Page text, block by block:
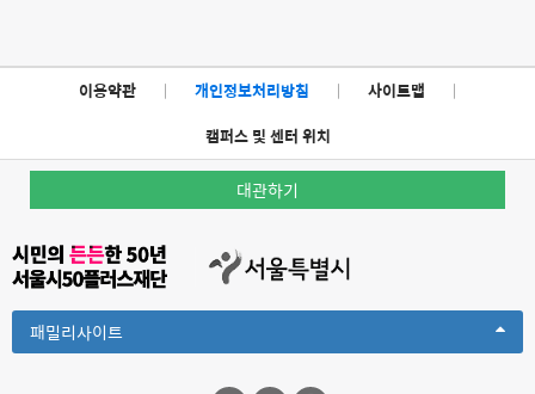
이용약관 | 개인정보처리방침 | 사이트맵
|
캠퍼스 및 센터 위치
대관하기
패밀리사이트Toggle
Dropdown